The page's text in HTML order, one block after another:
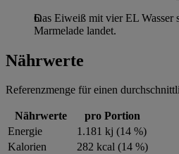
Das Eiweiß mit vier EL Wasser
Marmelade landet.
Nährwerte
Referenzmenge für einen
Nährwerte
pro Portion
Energie
1.181 kj (14 %)
Kalorien
282 kcal (14 %)